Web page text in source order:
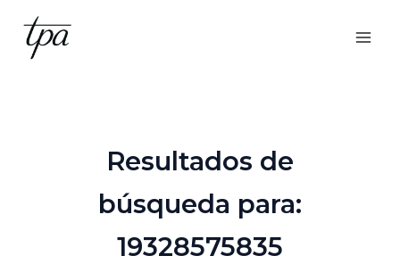
contenido
Resultados de
búsqueda para:
19328575835